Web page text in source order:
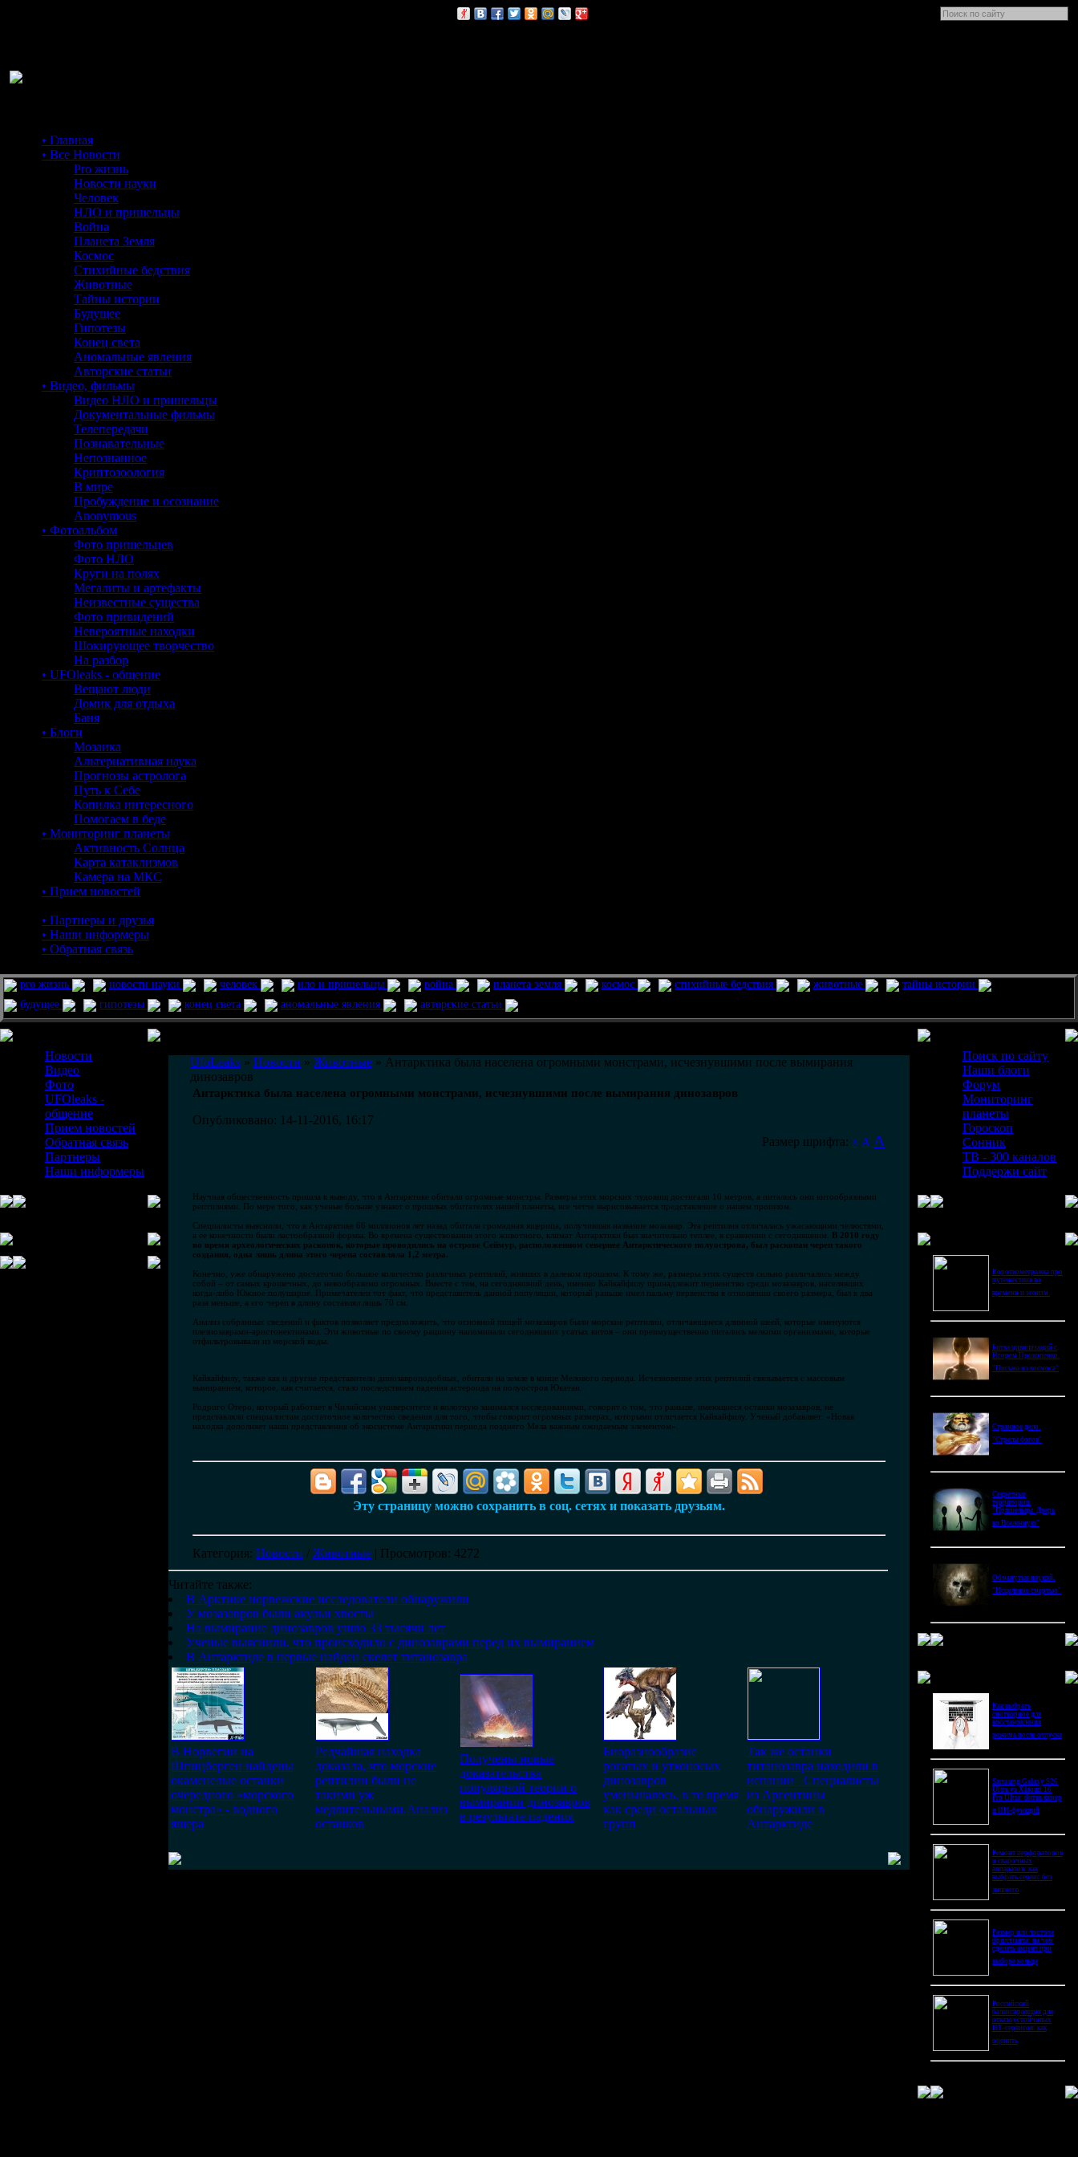
• Главная
• Все Новости
Pro жизнь
Новости науки
Человек
НЛО и пришельцы
Война
Планета Земля
Космос
Стихийные бедствия
Животные
Тайны истории
Будущее
Гипотезы
Конец света
Аномальные явления
Авторские статьи
• Видео, фильмы
Видео НЛО и пришельцы
Документальные фильмы
Телепередачи
Познавательные
Непознанное
Криптозоология
В мире
Пробуждение и осознание
Anonymous
• Фотоальбом
Фото пришельцев
Фото НЛО
Круги на полях
Мегалиты и артефакты
Неизвестные существа
Фото привидений
Невероятные находки
Шокирующее творчество
На разбор
• UFOleaks - общение
Вещают люди
Домик для отдыха
Баня
• Блоги
Мозаика
Альтернативная наука
Прогнозы астролога
Путь к Себе
Копилка интересного
Помогаем в беде
• Мониторинг планеты
Активность Солнца
Карта катаклизмов
Камера на МКС
• Прием новостей
• Партнеры и друзья
• Наши информеры
• Обратная связь
pro жизнь новости науки человек нло и пришельцы война планета земля космос стихийные бедствия животные
тайны истории
будущее
гипотезы конец света аномальные явления авторские статьи
Новости
Видео
Фото
UFOleaks -
общение
Прием новостей
Обратная связь
Партнеры
Наши информеры
UfoLeaks » Новости » Животные » Антарктика была населена огромными монстрами, исчезнувшими после вымирания
динозавров
Антарктика была населена огромными монстрами, исчезнувшими после вымирания динозавров
Опубликовано: 14-11-2016, 16:17
Размер шрифта: A A A
Научная общественность пришла к выводу, что в Антарктике обитали огромные монстры. Размеры этих морских чудовищ достигали 10 метров, а питались они китообразными
рептилиями. По мере того, как ученые больше узнают о прошлых обитателях нашей планеты, все четче вырисовывается представление о нашем прошлом.
Специалисты выяснили, что в Антарктике 66 миллионов лет назад обитала громадная ящерица, получившая название мозазавр. Эта рептилия отличалась ужасающими челюстями,
а ее конечности были ластообразной формы. Во времена существования этого животного, климат Антарктики был значительно теплее, в сравнении с сегодняшним. В 2010 году
во время археологических раскопок, которые проводились на острове Сеймур, расположенном севернее Антарктического полуострова, был раскопан череп такого
создания, одна лишь длина этого черепа составляла 1,2 метра.
Конечно, уже обнаружено достаточно большое количество различных рептилий, живших в далеком прошлом. К тому же, размеры этих существ сильно различались между
собой – от самых крошечных, до невообразимо огромных. Вместе с тем, на сегодняшний день, именно Кайкайфилу принадлежит первенство среди мозазавров, населявших
когда-либо Южное полушарие. Примечателен тот факт, что представитель данной популяции, который раньше имел пальму первенства в отношении своего размера, был в два
раза меньше, а его череп в длину составлял лишь 70 см.
Анализ собранных сведений и фактов позволяет предположить, что основной пищей мозазавров были морские рептилии, отличающиеся длинной шеей, которые именуются
плезиозаврами-аристонектинами. Эти животные по своему рациону напоминали сегодняшних усатых китов – они преимущественно питались мелкими организмами, которые
отфильтровывали из морской воды.
Кайкайфилу, также как и другие представители динозавроподобных, обитали на земле в конце Мелового периода. Исчезновение этих рептилий связывается с массовым
вымиранием, которое, как считается, стало последствием падения астероида на полуостров Юкатан.
Родриго Отеро, который работает в Чилийском университете и вплотную занимался исследованиями, говорит о том, что раньше, имеющиеся останки мозазавров, не
представляли специалистам достаточное количество сведения для того, чтобы говорит огромных размерах, которыми отличается Кайкайфилу. Ученый добавляет: «Новая
находка дополняет наши представления об экосистеме Антарктики периода позднего Мела важным ожидаемым элементом».
Эту страницу можно сохранить в соц. сетях и показать друзьям.
Категория: Новости / Животные | Просмотров: 4272
Читайте также:
В Арктике норвежские исследователи обнаружили
У мозазавров были акульи хвосты
На вымирание динозавров ушло 33 тысячи лет
Ученые выяснили, что происходило с динозаврами перед их вымиранием
В Антарктиде в первые найден скелет титанозавра
В Норвегии на
Шпицберген найдены
окаменелые останки
очередного «морского
монстра» - водного
ящера
Редчайшая находка
доказала, что морские
рептилии были не
такими уж
медлительными.Анализ
останков
Получены новые
доказательства
популярной теории о
вымирании динозавров
в результате падения
Биоразнообразие
рогатых и утконосых
динозавров
уменьшалось, в то время
как среди остальных
групп
Так же останки
титанозавра находили в
испании Специалисты
из Аргентины
обнаружили в
Антарктиде
Поиск по сайту
Наши блоги
Форум
Мониторинг
планеты
Гороскоп
Сонник
ТВ - 300 каналов
Поддержи сайт
Короткометражка про
путешествия во
времени и эгоизм.
Битва цивилизаций с
Игорем Прокопенко.
"Письма из космоса"
Странное дело.
"Стрелы богов"
Секретные
территории.
"Пришельцы. Дверь
во Вселенную"
Обманутые наукой.
"Исцеление смертью"
Как выбрать
снотворное для
восстановления
режима после отпуска
Samsung Galaxy S26
Ultra vs Xiaomi 16
Pro Ultra: битва камер
и ИИ-функций
Ремонт перфораторов
и сварочных
аппаратов: как
выбрать сервис без
лишнего
Размер или чистота
бриллианта: на чем
сделать акцент при
выборе кольца
Российский
балансировщик для
отказоустойчивых
ИТ-сервисов: как
оценить